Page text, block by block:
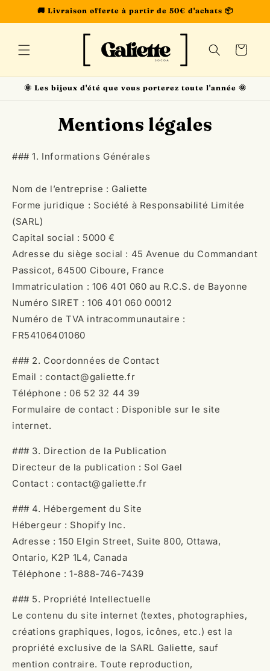
passer
au
🚚 Livraison offerte à partir de 50€ d'achats 📦
Panier
🌞 Les bijoux d'été que vous porterez toute l'année 🌞
Mentions légales
### 1. Informations Générales
Nom de l’entreprise : Galiette
Forme juridique : Société à Responsabilité Limitée
(SARL)
Capital social : 5000 €
Adresse du siège social : 45 Avenue du Commandant
Passicot, 64500 Ciboure, France
Immatriculation : 106 401 060 au R.C.S. de Bayonne
Numéro SIRET : 106 401 060 00012
Numéro de TVA intracommunautaire :
FR54106401060
### 2. Coordonnées de Contact
Email : contact@galiette.fr
Téléphone : 06 52 32 44 39
Formulaire de contact : Disponible sur le site
internet.
### 3. Direction de la Publication
Directeur de la publication : Sol Gael
Contact : contact@galiette.fr
### 4. Hébergement du Site
Hébergeur : Shopify Inc.
Adresse : 150 Elgin Street, Suite 800, Ottawa,
Ontario, K2P 1L4, Canada
Téléphone : 1-888-746-7439
### 5. Propriété Intellectuelle
Le contenu du site internet (textes, photographies,
créations graphiques, logos, icônes, etc.) est la
propriété exclusive de la SARL Galiette, sauf
mention contraire. Toute reproduction,